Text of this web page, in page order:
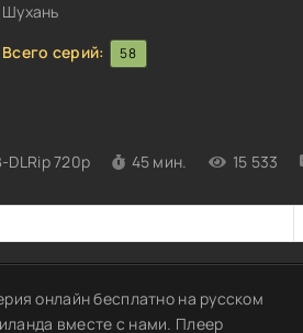
DLRip 720p 45 мин. 15 533
Шухань
Всего серий:
58
онлайн бесплатно на русском
вместе с нами. Плеер